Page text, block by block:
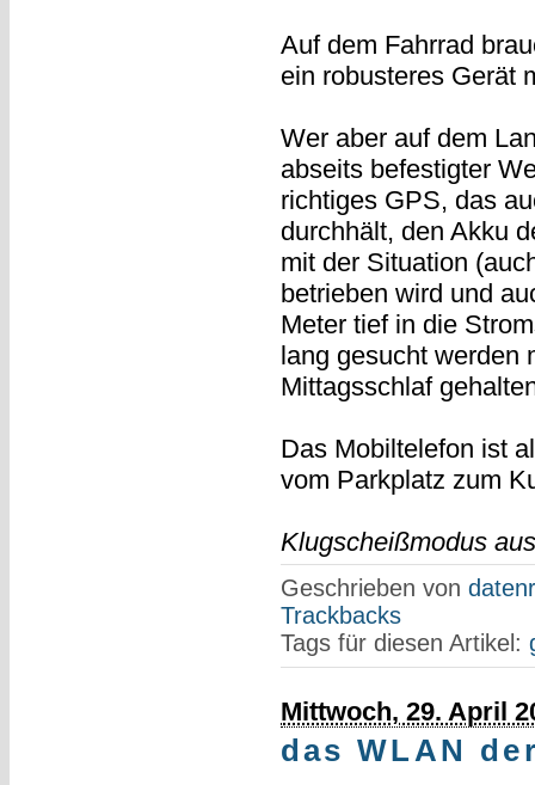
Auf dem Fahrrad
ein robusteres Gerät
Wer aber auf dem
abseits befestigter
richtiges GPS, das
durchhält, den Akku
mit der Situation
betrieben wird und
Meter tief in die
lang gesucht werden
Mittagsschlaf
Das Mobiltelefon ist
vom Parkplatz zum
Klugscheißmodus
Geschrieben von
Trackbacks
Tags für diesen Artikel:
Mittwoch, 29. April
das WLAN